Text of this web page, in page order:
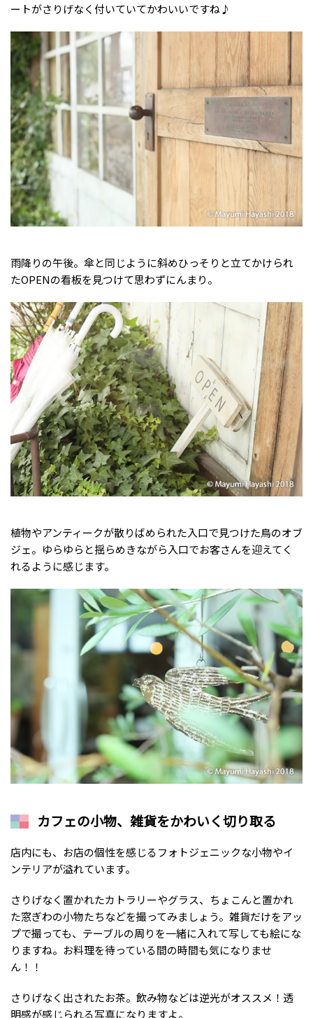
ートがさりげなく付いていてかわいいですね♪
雨降りの午後。傘と同じように斜めひっそりと立てかけられ
たOPENの看板を見つけて思わずにんまり。
植物やアンティークが散りばめられた入口で見つけた鳥のオブ
ジェ。ゆらゆらと揺らめきながら入口でお客さんを迎えてく
れるように感じます。
カフェの小物、雑貨をかわいく切り取る
店内にも、お店の個性を感じるフォトジェニックな小物やイ
ンテリアが溢れています。
さりげなく置かれたカトラリーやグラス、ちょこんと置かれ
た窓ぎわの小物たちなどを撮ってみましょう。雑貨だけをアッ
プで撮っても、テーブルの周りを一緒に入れて写しても絵にな
りますね。お料理を待っている間の時間も気になりませ
ん！！
さりげなく出されたお茶。飲み物などは逆光がオススメ！透
明感が感じられる写真になりますよ。